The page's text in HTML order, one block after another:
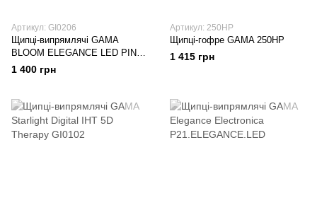
Артикул: GI0206
Щипці-випрямлячі GAMA
BLOOM ELEGANCE LED PINK
(GI0206)
1 400 грн
Артикул: 250HP
Щипці-гофре GAMA 250HP
1 415 грн